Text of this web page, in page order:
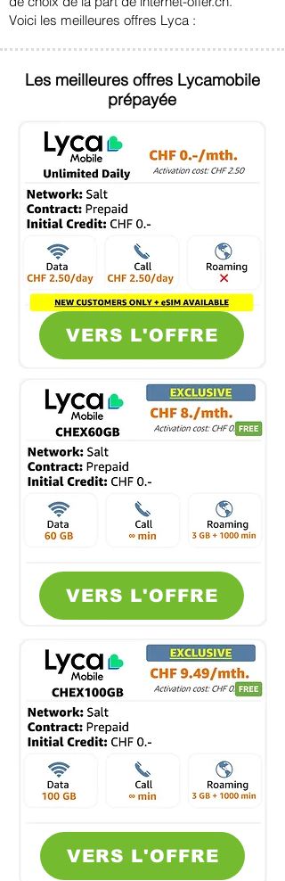
Voici les meilleures offres Lyca :
Les meilleures offres Lycamobile
prépayée
VERS L'OFFRE
VERS L'OFFRE
VERS L'OFFRE